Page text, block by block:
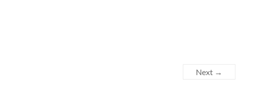
Next →